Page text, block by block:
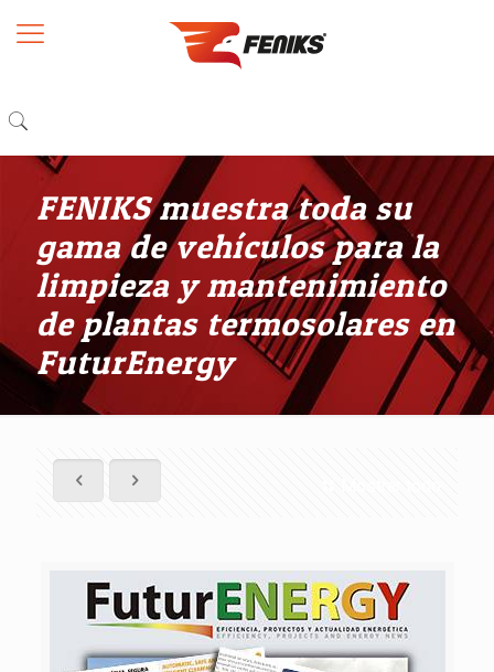
FENIKS muestra toda su
gama de vehículos para la
limpieza y mantenimiento
de plantas termosolares en
FuturEnergy